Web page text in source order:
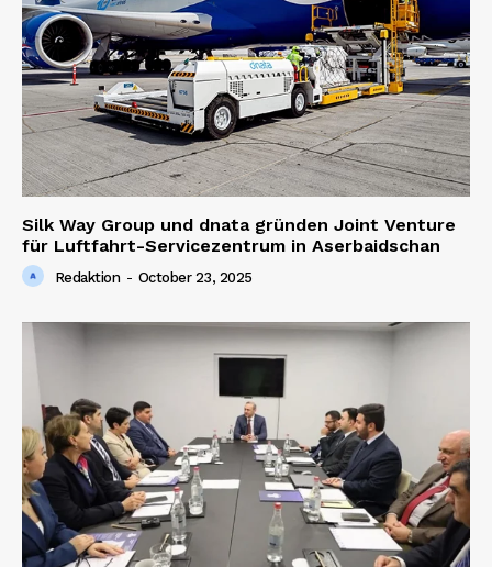
Silk Way Group und dnata gründen Joint Venture
für Luftfahrt-Servicezentrum in Aserbaidschan
Redaktion - October 23, 2025